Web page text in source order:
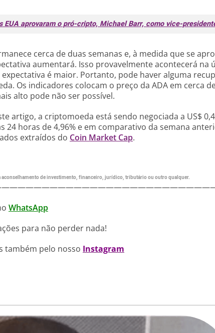
EUA aprovaram o pró-cripto, Michael Barr, como vice-
cerca de duas semanas e, à medida que se
aumentará. Isso provavelmente acontecerá na
é maior. Portanto, pode haver alguma
Os indicadores colocam o preço da ADA em cerca
alto pode não ser possível.
artigo, a criptomoeda está sendo negociada a US$
24 horas de 4,96% e em comparativo da semana
extraídos do Coin Market Cap.
de investimento, financeiro, jurídico, tributário ou outro qualquer.
WhatsApp
para não perder nada!
também pelo nosso Instagram